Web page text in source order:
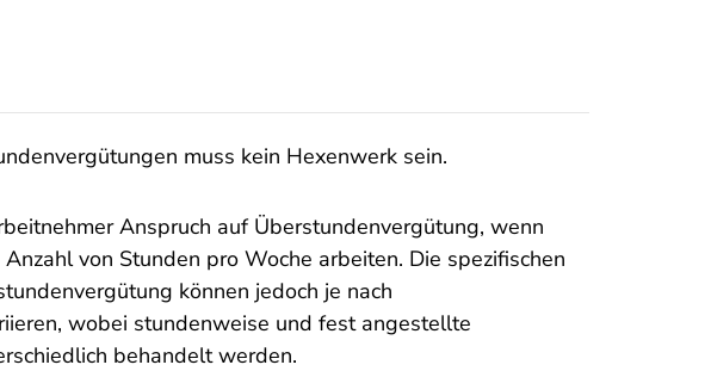
muss kein Hexenwerk sein.
Anspruch auf Überstundenvergütung, wenn
von Stunden pro Woche arbeiten. Die spezifischen
können jedoch je nach
wobei stundenweise und fest angestellte
behandelt werden.